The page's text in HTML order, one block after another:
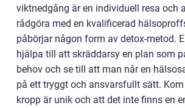
viktnedgång är en individuell resa och
rådgöra med en kvalificerad
påbörjar någon form av detox-metod.
hjälpa till att skräddarsy en plan som
behov och se till att man når en
på ett tryggt och ansvarsfullt sätt.
kropp är unik och att det inte finns en